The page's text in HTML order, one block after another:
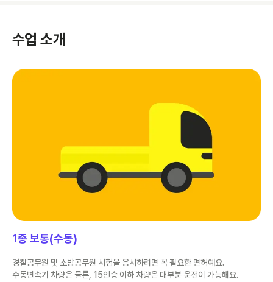
수업 소개
1종 보통(수동)
경찰공무원 및 소방공무원 시험을 응시하려면 꼭 필요한 면허예요.
수동변속기 차량은 물론, 15인승 이하 차량은 대부분 운전이 가능해요.